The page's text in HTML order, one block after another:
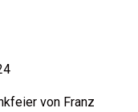
von Franz